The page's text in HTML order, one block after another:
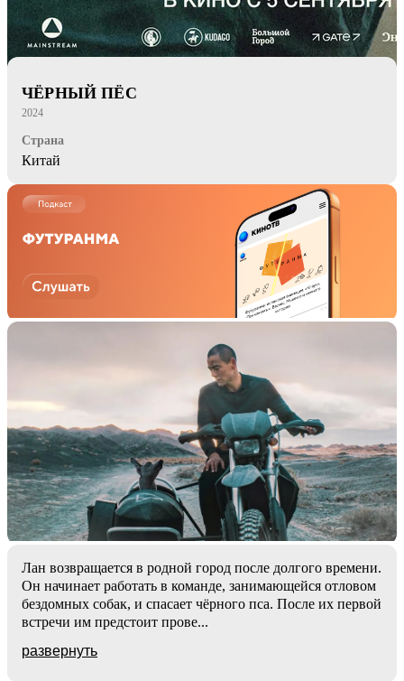
ЧЁРНЫЙ ПЁС
2024
Страна
Китай
Лан возвращается в родной город после долгого времени.
Он начинает работать в команде, занимающейся отловом
бездомных собак, и спасает чёрного пса. После их первой
встречи им предстоит прове...
развернуть